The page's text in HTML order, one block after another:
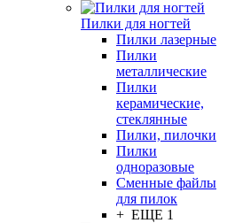
Пилки для ногтей
Пилки лазерные
Пилки
металлические
Пилки
керамические,
стеклянные
Пилки, пилочки
Пилки
одноразовые
Сменные файлы
для пилок
+ ЕЩЕ 1